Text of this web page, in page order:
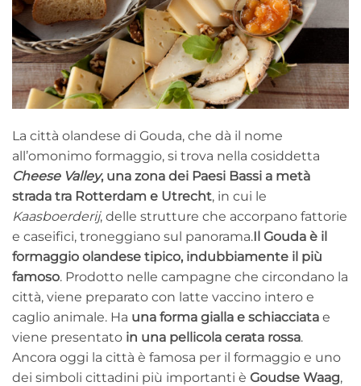
La città olandese di Gouda, che dà il nome
all’omonimo formaggio, si trova nella cosiddetta
Cheese Valley, una zona dei Paesi Bassi a metà
strada tra Rotterdam e Utrecht, in cui le
Kaasboerderij, delle strutture che accorpano fattorie
e caseifici, troneggiano sul panorama.Il Gouda è il
formaggio olandese tipico, indubbiamente il più
famoso. Prodotto nelle campagne che circondano la
città, viene preparato con latte vaccino intero e
caglio animale. Ha una forma gialla e schiacciata e
viene presentato in una pellicola cerata rossa.
Ancora oggi la città è famosa per il formaggio e uno
dei simboli cittadini più importanti è Goudse Waag,